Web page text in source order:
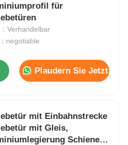
für
Verhandelbar
negotiable
Plaudern Sie Jetzt
mit Einbahnstrecke
mit Gleis,
Schiene